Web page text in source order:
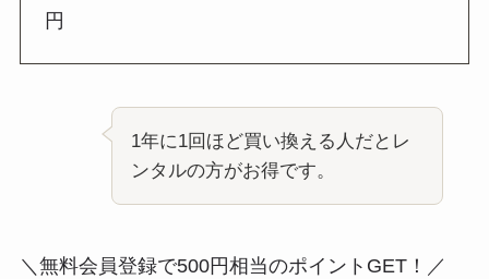
円
1年に1回ほど買い換える人だとレ
ンタルの方がお得です。
＼無料会員登録で500円相当のポイントGET！／